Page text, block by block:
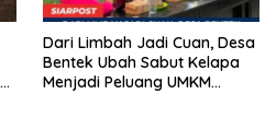
Dari Limbah Jadi Cuan, Desa
Bentek Ubah Sabut Kelapa
Menjadi Peluang UMKM